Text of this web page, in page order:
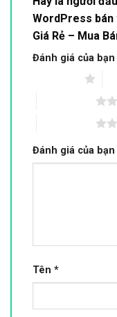
WordPress
Giá Rẻ – Mua
Đánh giá của bạn
Đánh giá của bạn
Tên *